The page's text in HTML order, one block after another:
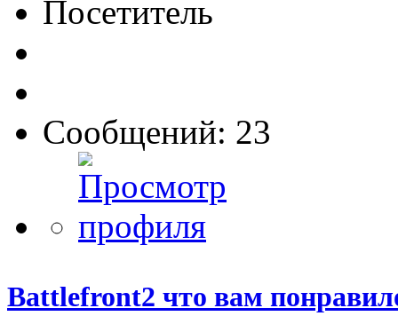
Посетитель
Сообщений: 23
Battlefront2 что вам